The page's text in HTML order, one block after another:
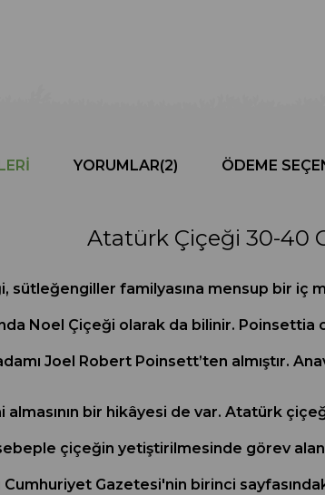
YORUMLAR(2) ÖDEME
Atatürk Çiçeği 30-40
familyasına mensup bir iç
Noel Çiçeği olarak da bilinir. Poinsettia
Joel Robert Poinsett’ten almıştır.
bir hikâyesi de var. Atatürk
çiçeğin yetiştirilmesinde görev
Cumhuriyet Gazetesi'nin birinci